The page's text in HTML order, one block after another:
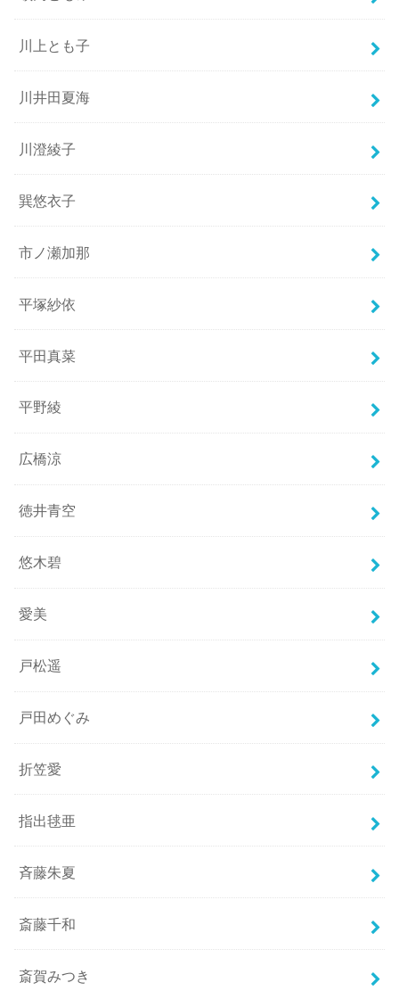
川上とも子
川井田夏海
川澄綾子
巽悠衣子
市ノ瀬加那
平塚紗依
平田真菜
平野綾
広橋涼
徳井青空
悠木碧
愛美
戸松遥
戸田めぐみ
折笠愛
指出毬亜
斉藤朱夏
斎藤千和
斎賀みつき